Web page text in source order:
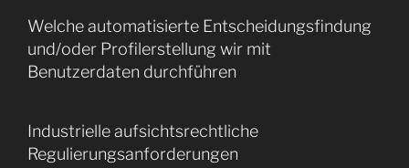
Welche automatisierte Entscheidungsfindung
und/oder Profilerstellung wir mit
Benutzerdaten durchführen
Industrielle aufsichtsrechtliche
Regulierungsanforderungen